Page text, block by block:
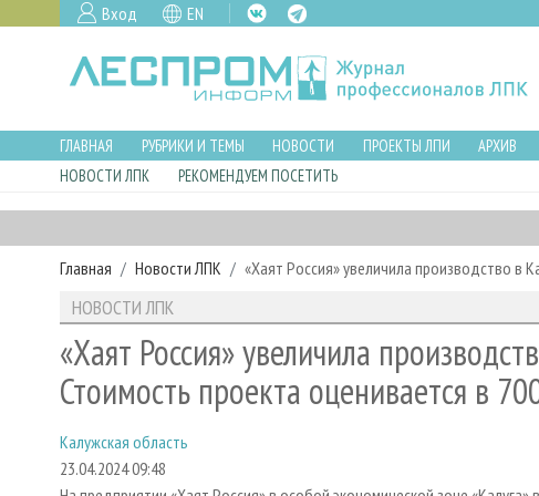
Вход EN
ГЛАВНАЯ РУБРИКИ И ТЕМЫ НОВОСТИ ПРОЕКТЫ ЛПИ АРХИВ
НОВОСТИ ЛПК
РЕКОМЕНДУЕМ ПОСЕТИТЬ
Главная Новости ЛПК «Хаят Россия» увеличила производство в
НОВОСТИ ЛПК
«Хаят Россия» увеличила
Стоимость проекта оценивается в
Калужская область
23.04.2024 09:48